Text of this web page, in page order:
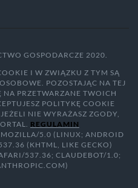
GOSPODARCZE 2020.
I W ZWIĄZKU Z TYM SĄ
POZOSTAJĄC NA TEJ
PRZETWARZANE TWOICH
POLITYKĘ COOKIE
NIE WYRAŻASZ ZGODY,
REGULAMIN
5.0 (LINUX; ANDROID
(KHTML, LIKE GECKO)
537.36; CLAUDEBOT/1.0;